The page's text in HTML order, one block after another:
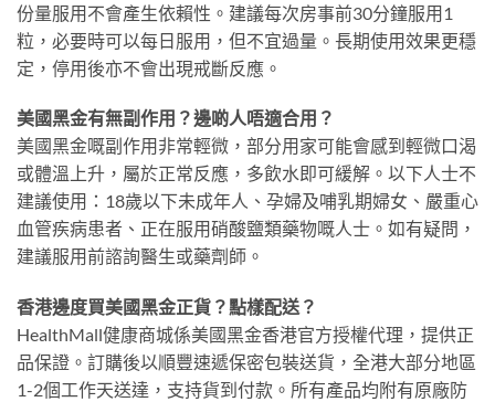
份量服用不會產生依賴性。建議每次房事前30分鐘服用1
粒，必要時可以每日服用，但不宜過量。長期使用效果更穩
定，停用後亦不會出現戒斷反應。
美國黑金有無副作用？邊啲人唔適合用？
美國黑金嘅副作用非常輕微，部分用家可能會感到輕微口渴
或體溫上升，屬於正常反應，多飲水即可緩解。以下人士不
建議使用：18歲以下未成年人、孕婦及哺乳期婦女、嚴重心
血管疾病患者、正在服用硝酸鹽類藥物嘅人士。如有疑問，
建議服用前諮詢醫生或藥劑師。
香港邊度買美國黑金正貨？點樣配送？
HealthMall健康商城係美國黑金香港官方授權代理，提供正
品保證。訂購後以順豐速遞保密包裝送貨，全港大部分地區
1-2個工作天送達，支持貨到付款。所有產品均附有原廠防